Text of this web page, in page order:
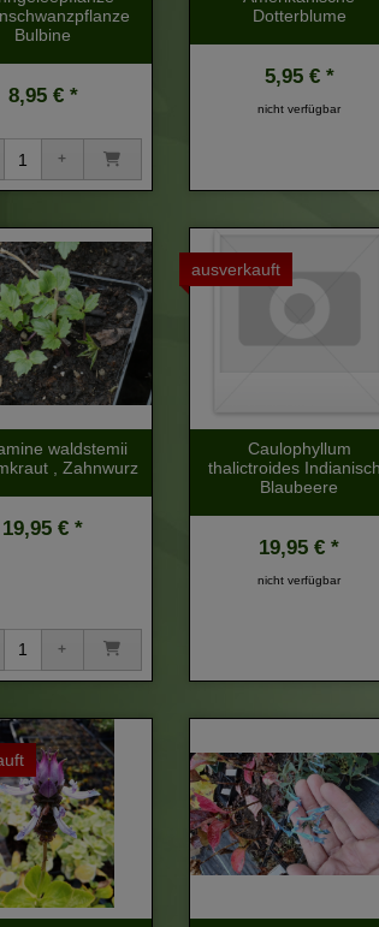
Bulbine
8,95 € *
Dotterblume
5,95 € *
nicht verfügbar
waldstemii
, Zahnwurz
19,95 € *
ausverkauft
Caulophyllum
thalictroides
Blaubeere
19,95 € *
nicht verfügbar